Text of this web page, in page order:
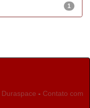
1
Duraspace - Contato com